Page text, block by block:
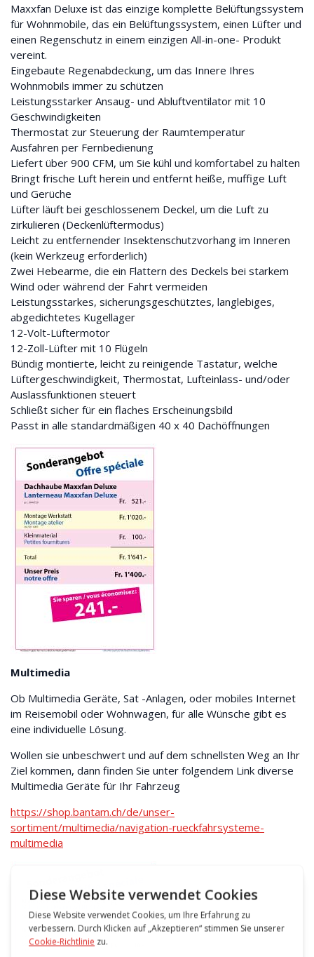
Maxxfan Deluxe ist das einzige komplette Belüftungssystem
für Wohnmobile, das ein Belüftungssystem, einen Lüfter und
einen Regenschutz in einem einzigen All-in-one- Produkt
vereint.
Eingebaute Regenabdeckung, um das Innere Ihres
Wohnmobils immer zu schützen
Leistungsstarker Ansaug- und Abluftventilator mit 10
Geschwindigkeiten
Thermostat zur Steuerung der Raumtemperatur
Ausfahren per Fernbedienung
Liefert über 900 CFM, um Sie kühl und komfortabel zu halten
Bringt frische Luft herein und entfernt heiße, muffige Luft
und Gerüche
Lüfter läuft bei geschlossenem Deckel, um die Luft zu
zirkulieren (Deckenlüftermodus)
Leicht zu entfernender Insektenschutzvorhang im Inneren
(kein Werkzeug erforderlich)
Zwei Hebearme, die ein Flattern des Deckels bei starkem
Wind oder während der Fahrt vermeiden
Leistungsstarkes, sicherungsgeschütztes, langlebiges,
abgedichtetes Kugellager
12-Volt-Lüftermotor
12-Zoll-Lüfter mit 10 Flügeln
Bündig montierte, leicht zu reinigende Tastatur, welche
Lüftergeschwindigkeit, Thermostat, Lufteinlass- und/oder
Auslassfunktionen steuert
Schließt sicher für ein flaches Erscheinungsbild
Passt in alle standardmäßigen 40 x 40 Dachöffnungen
Multimedia
Ob Multimedia Geräte, Sat -Anlagen, oder mobiles Internet
im Reisemobil oder Wohnwagen, für alle Wünsche gibt es
eine individuelle Lösung.
Wollen sie unbeschwert und auf dem schnellsten Weg an Ihr
Ziel kommen, dann finden Sie unter folgendem Link diverse
Multimedia Geräte für Ihr Fahrzeug
https://shop.bantam.ch/de/unser-
sortiment/multimedia/navigation-rueckfahrsysteme-
multimedia